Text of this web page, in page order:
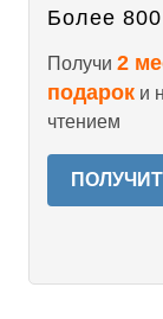
Более 800
Получи 2
подарок и
чтением